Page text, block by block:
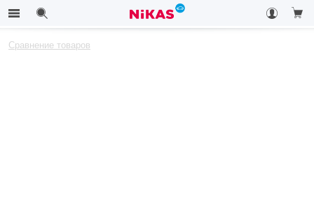
Сравнение товаров